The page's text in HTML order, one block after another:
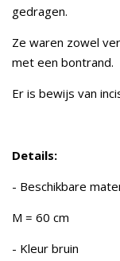
gedragen.
Ze waren zowel
met een bontrand.
Er is bewijs van
Details:
- Beschikbare
M = 60 cm
- Kleur bruin